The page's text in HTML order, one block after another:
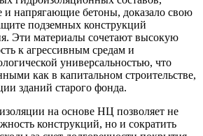
и напрягающие бетоны, доказало свою
подземных конструкций
Эти материалы сочетают высокую
к агрессивным средам и
универсальностью, что
как в капитальном строительстве,
зданий старого фонда.
на основе НЦ позволяет не
конструкций, но и сократить